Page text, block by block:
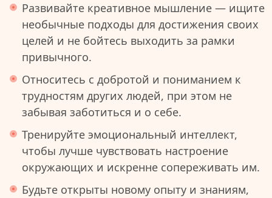
Развивайте креативное мышление — ищите
необычные подходы для достижения своих
целей и не бойтесь выходить за рамки
привычного.
Относитесь с добротой и пониманием к
трудностям других людей, при этом не
забывая заботиться и о себе.
Тренируйте эмоциональный интеллект,
чтобы лучше чувствовать настроение
окружающих и искренне сопереживать им.
Будьте открыты новому опыту и знаниям,